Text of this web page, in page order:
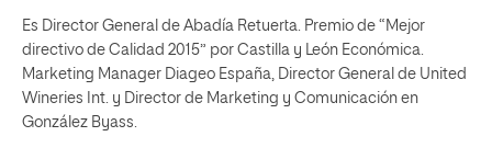
Es Director General de Abadía Retuerta. Premio de “Mejor
directivo de Calidad 2015” por Castilla y León Económica.
Marketing Manager Diageo España, Director General de United
Wineries Int. y Director de Marketing y Comunicación en
González Byass.